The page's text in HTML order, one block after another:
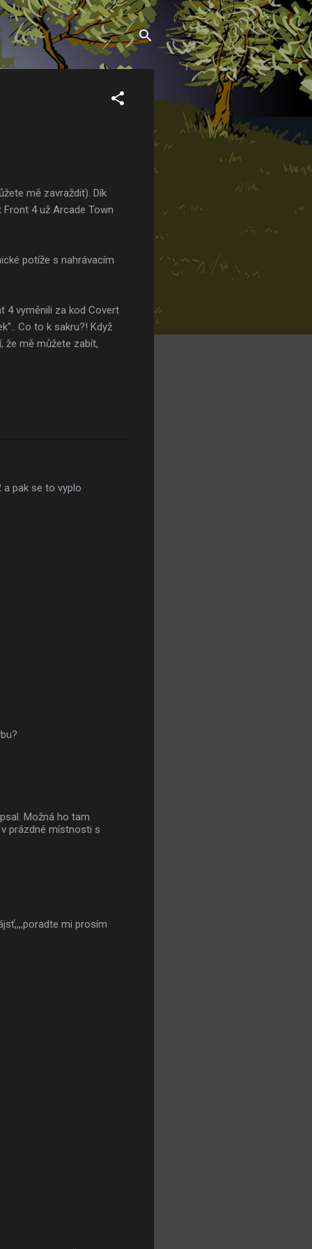
mě zavraždit). Dík
4 už Arcade Town
potíže s nahrávacím
4 vyměnili za kod Covert
Co to k sakru?! Když
že mě můžete zabít,
a pak se to vyplo
Možná ho tam
prázdné místnosti s
mi prosím